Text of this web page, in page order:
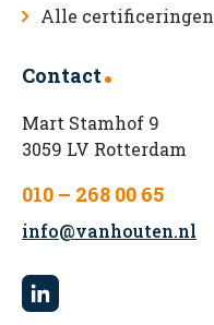
Alle certificeringen
Contact
Mart Stamhof 9
3059 LV Rotterdam
010 – 268 00 65
info@vanhouten.nl